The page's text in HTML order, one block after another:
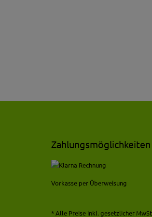
Zahlungsmöglichkeiten
Vorkasse per Überweisung
* Alle Preise inkl. gesetzlicher